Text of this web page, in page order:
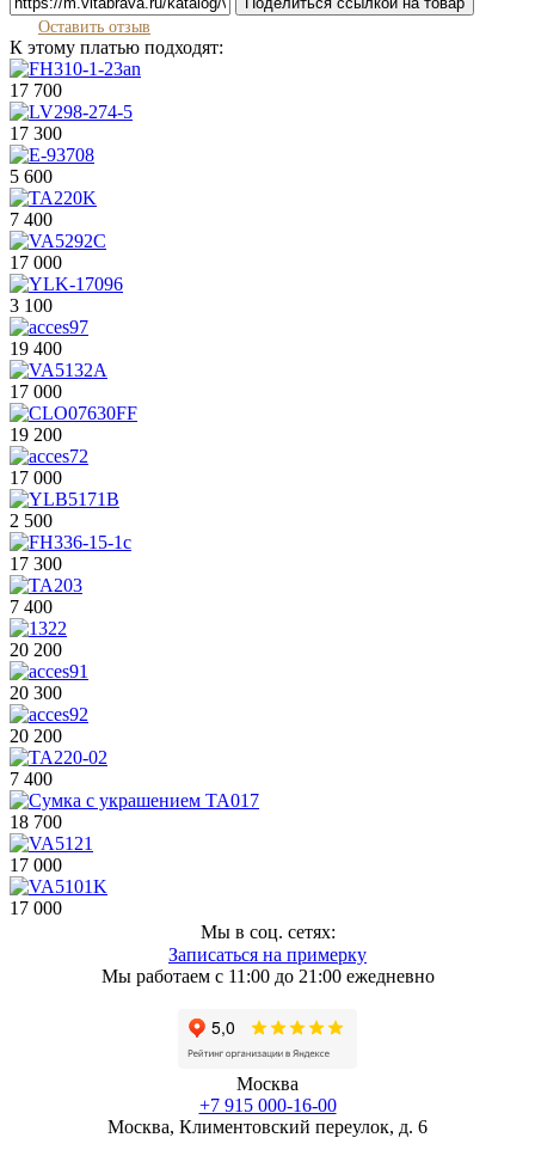
Оставить отзыв
К этому платью подходят:
17 700
17 300
5 600
7 400
17 000
3 100
19 400
17 000
19 200
17 000
2 500
17 300
7 400
20 200
20 300
20 200
7 400
18 700
17 000
17 000
Мы в соц. сетях:
Записаться на примерку
Мы работаем с 11:00 до 21:00 ежедневно
Москва
+7 915 000-16-00
Москва, Климентовский переулок, д. 6